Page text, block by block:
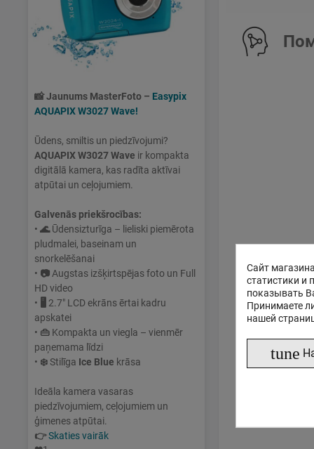
Сайт
статистики
показывать
Принимаете
нашей
tune
📸Jaunums MasterFoto – Easypix
AQUAPIX W3027 Wave!
Ūdens, smiltis un piedzīvojumi?
AQUAPIX W3027 Wave ir kompakta
digitālā kamera, kas radīta aktīvai
atpūtai un ceļojumiem.
Galvenās priekšrocības:
• 🌊Ūdensizturīga – lieliski piemērota
pludmalei, baseinam un
snorkelēšanai
• 📷 Augstas izšķirtspējas foto un Full
HD video
• 🖥 2.7" LCD ekrāns ērtai kadru
apskatei
• 👜 Kompakta un viegla – vienmēr
paņemama līdzi
• ❄️Stilīga Ice Blue krāsa
Ideāla kamera vasaras
piedzīvojumiem, ceļojumiem un
ģimenes atpūtai.
👉Skaties vairāk